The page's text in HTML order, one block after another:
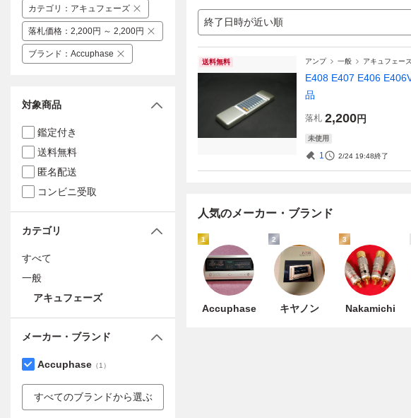
終了日時が近い順
送料無料 アンプ 一般 アキュフェー
E408 E407 E406
品
落札 2,200円
未使用
1 2/24 19:48終了
人気のメーカー・ブランド
1
Accuphase
2
キヤノン
3
Nakamichi
カテゴリ ： アキュフェーズ
落札価格 ： 2,200円 ～ 2,200円
ブランド ： Accuphase
対象商品
鑑定付き
送料無料
匿名配送
コンビニ受取
カテゴリ
すべて
一般
アキュフェーズ
メーカー・ブランド
Accuphase （1 ）
すべてのブランドから選ぶ